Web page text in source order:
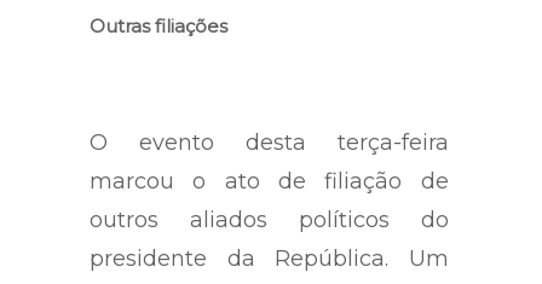
(Foto: Reprodução)
O evento desta terça-feira
marcou o ato de filiação de
outros aliados políticos do